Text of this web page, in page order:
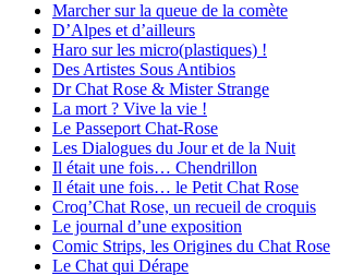
Marcher sur la queue de la comète
D’Alpes et d’ailleurs
Haro sur les micro(plastiques) !
Des Artistes Sous Antibios
Dr Chat Rose & Mister Strange
La mort ? Vive la vie !
Le Passeport Chat-Rose
Les Dialogues du Jour et de la Nuit
Il était une fois… Chendrillon
Il était une fois… le Petit Chat Rose
Croq’Chat Rose, un recueil de croquis
Le journal d’une exposition
Comic Strips, les Origines du Chat Rose
Le Chat qui Dérape